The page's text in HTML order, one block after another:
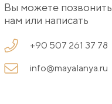
Вы можете позвонить
нам или написать
+90 507 261 37 78
info@mayalanya.ru